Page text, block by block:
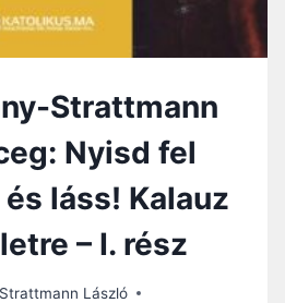
Strattmann
Nyisd fel
láss! Kalauz
– I. rész
László